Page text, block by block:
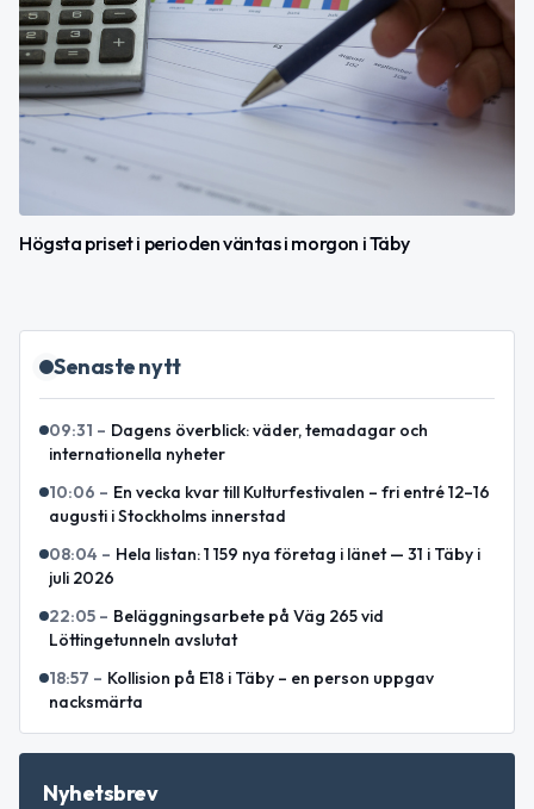
Högsta priset i perioden väntas i morgon i Täby
Senaste nytt
09:31 – Dagens överblick: väder, temadagar och
internationella nyheter
10:06 – En vecka kvar till Kulturfestivalen – fri entré 12–16
augusti i Stockholms innerstad
08:04 – Hela listan: 1 159 nya företag i länet — 31 i Täby i
juli 2026
22:05 – Beläggningsarbete på Väg 265 vid
Löttingetunneln avslutat
18:57 – Kollision på E18 i Täby – en person uppgav
nacksmärta
Nyhetsbrev